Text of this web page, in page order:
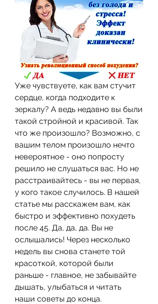
Уже чувствуете, как вам стучит
сердце, когда подходите к
зеркалу? А ведь недавно вы были
такой стройной и красивой. Так
что же произошло? Возможно, с
вашим телом произошло нечто
невероятное - оно попросту
решило не слушаться вас. Но не
расстраивайтесь - вы не первая,
у кого такое случилось. В нашей
статье мы расскажем вам, как
быстро и эффективно похудеть
после 45. Да, да, да. Вы не
ослышались! Через несколько
недель вы снова станете той
красоткой, которой были
раньше - главное, не забывайте
дышать, улыбаться и читать
наши советы до конца.